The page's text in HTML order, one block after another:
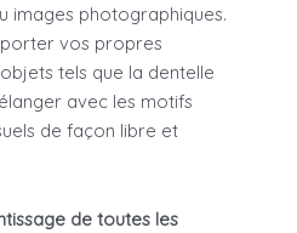
images photographiques.
vos propres
tels que la dentelle
avec les motifs
de façon libre et
de toutes les